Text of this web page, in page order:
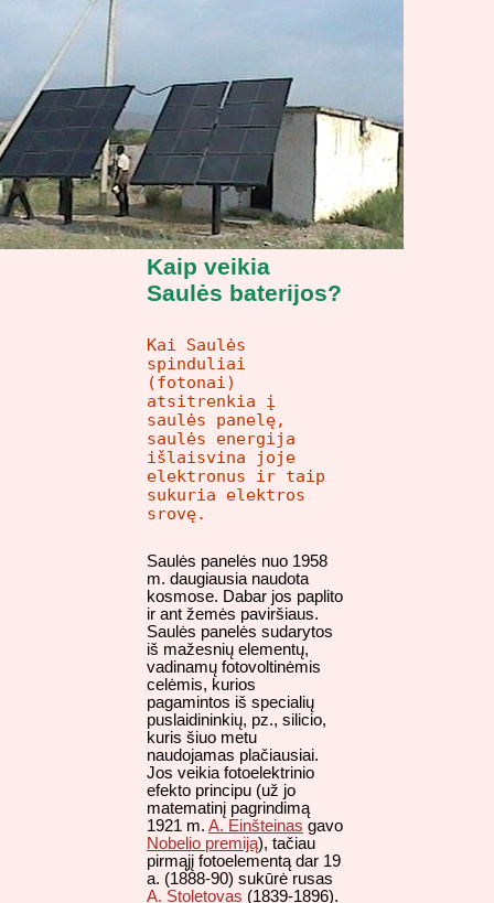
Kaip veikia
Saulės baterijos?
Kai Saulės
spinduliai
(fotonai)
atsitrenkia į
saulės panelę,
saulės energija
išlaisvina joje
elektronus ir taip
sukuria elektros
srovę.
Saulės panelės nuo 1958
m. daugiausia naudota
kosmose. Dabar jos paplito
ir ant žemės paviršiaus.
Saulės panelės sudarytos
iš mažesnių elementų,
vadinamų fotovoltinėmis
celėmis, kurios
pagamintos iš specialių
puslaidininkių, pz., silicio,
kuris šiuo metu
naudojamas plačiausiai.
Jos veikia fotoelektrinio
efekto principu (už jo
matematinį pagrindimą
1921 m. A. Einšteinas gavo
Nobelio premiją), tačiau
pirmąjį fotoelementą dar 19
a. (1888-90) sukūrė rusas
A. Stoletovas (1839-1896).